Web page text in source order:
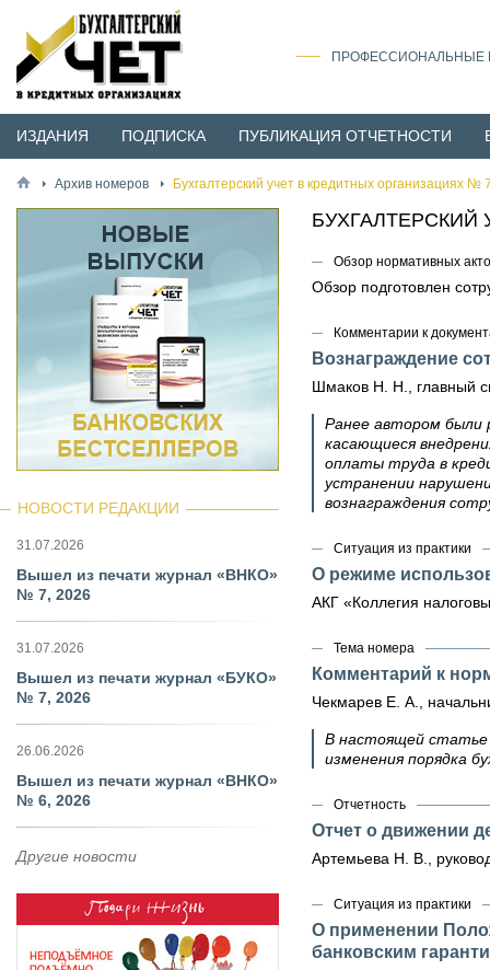
ПРОФЕССИОНАЛЬНЫЕ
ИЗДАНИЯ ПОДПИСКА ПУБЛИКАЦИЯ ОТЧЕТНОСТИ
Архив номеров Бухгалтерский учет в кредитных организациях №
БУХГАЛТЕРСКИЙ
Обзор нормативных
Обзор подготовлен
Комментарии к
Вознаграждение
Шмаков Н. Н., главный
Ранее автором были
касающиеся
оплаты труда в
устранении
вознаграждения
Ситуация из практики
О режиме
АКГ «Коллегия
Тема номера
Комментарий к
Чекмарев Е. А.,
В настоящей статье
изменения порядка
Отчетность
Отчет о движении
Артемьева Н. В.,
Ситуация из практики
О применении
банковским
НОВОСТИ РЕДАКЦИИ
31.07.2026
Вышел из печати журнал «ВНКО»
№ 7, 2026
31.07.2026
Вышел из печати журнал «БУКО»
№ 7, 2026
26.06.2026
Вышел из печати журнал «ВНКО»
№ 6, 2026
Другие новости